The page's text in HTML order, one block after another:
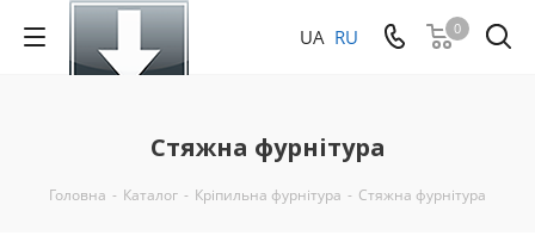
0
UA RU
Стяжна фурнітура
Головна - Каталог - Кріпильна фурнітура - Стяжна фурнітура